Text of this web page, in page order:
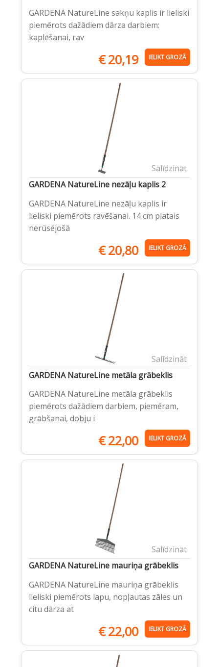
GARDENA NatureLine sakņu kaplis ir lieliski
piemērots dažādiem dārza darbiem:
kaplēšanai, rav
€20,19 IELIKT GROZĀ
Salīdzināt
GARDENA NatureLine nezāļu kaplis 2
GARDENA NatureLine nezāļu kaplis ir
lieliski piemērots ravēšanai. 14 cm platais
nerūsējošā
€20,80 IELIKT GROZĀ
Salīdzināt
GARDENA NatureLine metāla grābeklis
GARDENA NatureLine metāla grābeklis
piemērots dažādiem darbiem, piemēram,
grābšanai, dobju i
€22,00 IELIKT GROZĀ
Salīdzināt
GARDENA NatureLine mauriņa grābeklis
GARDENA NatureLine mauriņa grābeklis
lieliski piemērots lapu, nopļautas zāles un
citu dārza at
€22,00 IELIKT GROZĀ